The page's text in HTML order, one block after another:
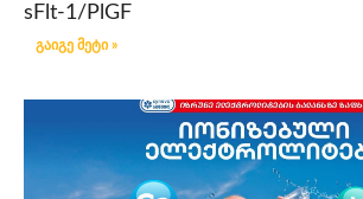
sFlt-1/PlGF
გაიგე მეტი »